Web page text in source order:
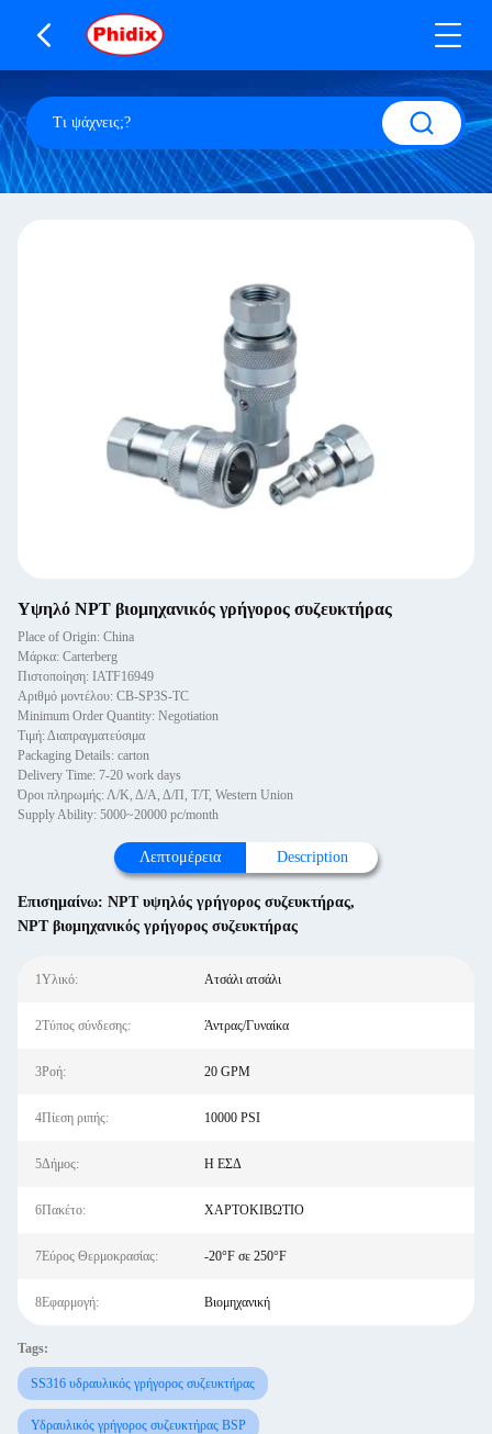
Υψηλό NPT βιομηχανικός γρήγορος συζευκτήρας
Place of Origin: China
Μάρκα: Carterberg
Πιστοποίηση: IATF16949
Αριθμό μοντέλου: CB-SP3S-TC
Minimum Order Quantity: Negotiation
Τιμή: Διαπραγματεύσιμα
Packaging Details: carton
Delivery Time: 7-20 work days
Όροι πληρωμής: Λ/Κ, Δ/Α, Δ/Π, Τ/Τ, Western Union
Supply Ability: 5000~20000 pc/month
Λεπτομέρεια Description
Επισημαίνω: NPT υψηλός γρήγορος συζευκτήρας,
NPT βιομηχανικός γρήγορος συζευκτήρας
1Υλικό: Ατσάλι ατσάλι
2Τύπος σύνδεσης: Άντρας/Γυναίκα
3Ροή: 20 GPM
4Πίεση ριπής: 10000 PSI
5Δήμος: Η ΕΣΔ
6Πακέτο: ΧΑΡΤΟΚΙΒΩΤΙΟ
7Εύρος Θερμοκρασίας: -20°F σε 250°F
8Εφαρμογή: Βιομηχανική
Tags:
SS316 υδραυλικός γρήγορος συζευκτήρας
Υδραυλικός γρήγορος συζευκτήρας BSP